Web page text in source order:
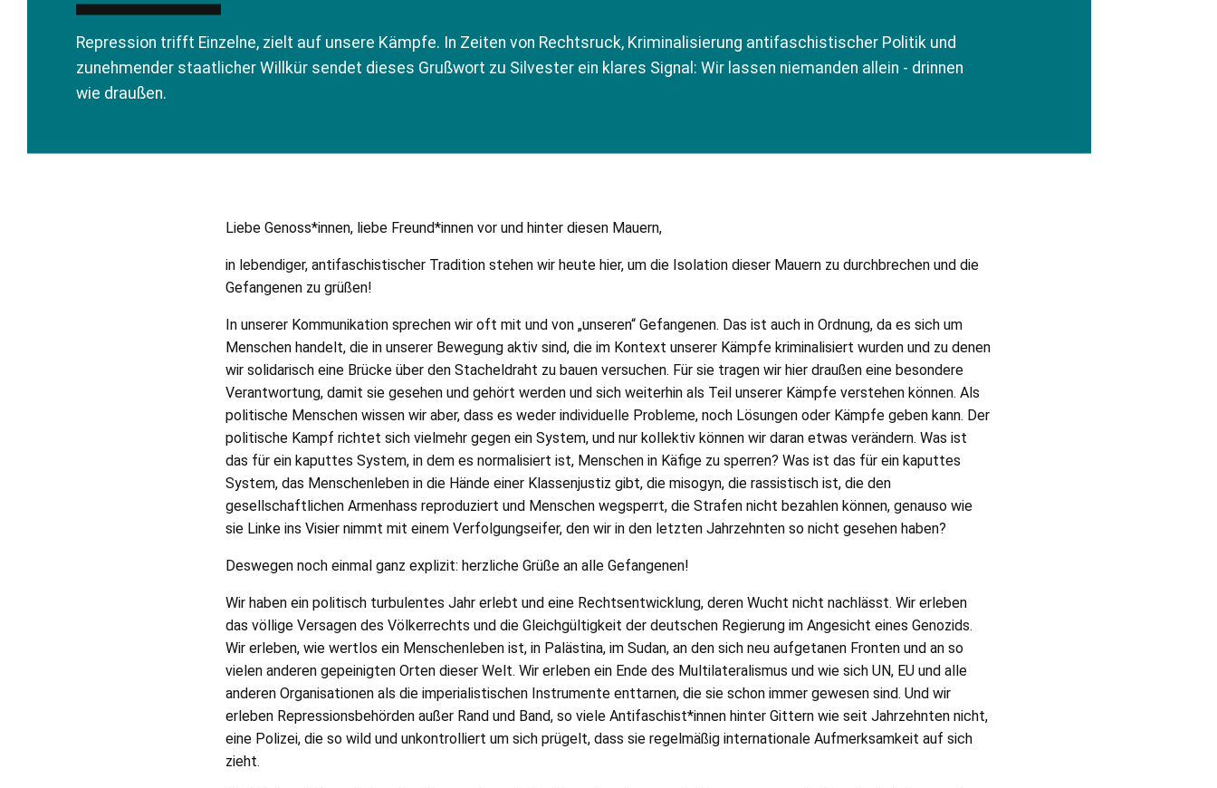
Repression trifft Einzelne, zielt auf unsere Kämpfe. In Zeiten von Rechtsruck, Kriminalisierung antifaschistischer Politik und
zunehmender staatlicher Willkür sendet dieses Grußwort zu Silvester ein klares Signal: Wir lassen niemanden allein - drinnen
wie draußen.
Liebe Genoss*innen, liebe Freund*innen vor und hinter diesen Mauern,
in lebendiger, antifaschistischer Tradition stehen wir heute hier, um die Isolation dieser Mauern zu durchbrechen und die
Gefangenen zu grüßen!
In unserer Kommunikation sprechen wir oft mit und von „unseren“ Gefangenen. Das ist auch in Ordnung, da es sich um
Menschen handelt, die in unserer Bewegung aktiv sind, die im Kontext unserer Kämpfe kriminalisiert wurden und zu denen
wir solidarisch eine Brücke über den Stacheldraht zu bauen versuchen. Für sie tragen wir hier draußen eine besondere
Verantwortung, damit sie gesehen und gehört werden und sich weiterhin als Teil unserer Kämpfe verstehen können. Als
politische Menschen wissen wir aber, dass es weder individuelle Probleme, noch Lösungen oder Kämpfe geben kann. Der
politische Kampf richtet sich vielmehr gegen ein System, und nur kollektiv können wir daran etwas verändern. Was ist
das für ein kaputtes System, in dem es normalisiert ist, Menschen in Käfige zu sperren? Was ist das für ein kaputtes
System, das Menschenleben in die Hände einer Klassenjustiz gibt, die misogyn, die rassistisch ist, die den
gesellschaftlichen Armenhass reproduziert und Menschen wegsperrt, die Strafen nicht bezahlen können, genauso wie
sie Linke ins Visier nimmt mit einem Verfolgungseifer, den wir in den letzten Jahrzehnten so nicht gesehen haben?
Deswegen noch einmal ganz explizit: herzliche Grüße an alle Gefangenen!
Wir haben ein politisch turbulentes Jahr erlebt und eine Rechtsentwicklung, deren Wucht nicht nachlässt. Wir erleben
das völlige Versagen des Völkerrechts und die Gleichgültigkeit der deutschen Regierung im Angesicht eines Genozids.
Wir erleben, wie wertlos ein Menschenleben ist, in Palästina, im Sudan, an den sich neu aufgetanen Fronten und an so
vielen anderen gepeinigten Orten dieser Welt. Wir erleben ein Ende des Multilateralismus und wie sich UN, EU und alle
anderen Organisationen als die imperialistischen Instrumente enttarnen, die sie schon immer gewesen sind. Und wir
erleben Repressionsbehörden außer Rand und Band, so viele Antifaschist*innen hinter Gittern wie seit Jahrzehnten nicht,
eine Polizei, die so wild und unkontrolliert um sich prügelt, dass sie regelmäßig internationale Aufmerksamkeit auf sich
zieht.